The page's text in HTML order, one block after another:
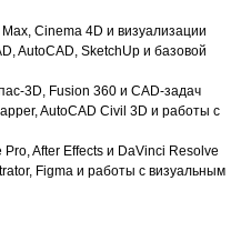
Cinema 4D и визуализации
AutoCAD, SketchUp и базовой
3D, Fusion 360 и CAD-задач
AutoCAD Civil 3D и работы с
After Effects и DaVinci Resolve
Figma и работы с визуальным